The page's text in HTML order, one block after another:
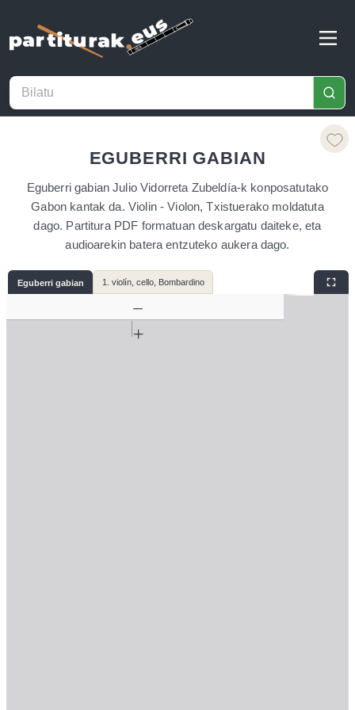
EGUBERRI GABIAN
Eguberri gabian Julio Vidorreta Zubeldía-k konposatutako
Gabon kantak da. Violin - Violon, Txistuerako moldatuta
dago. Partitura PDF formatuan deskargatu daiteke, eta
audioarekin batera entzuteko aukera dago.
Eguberri gabian 1. violín, cello, Bombardino